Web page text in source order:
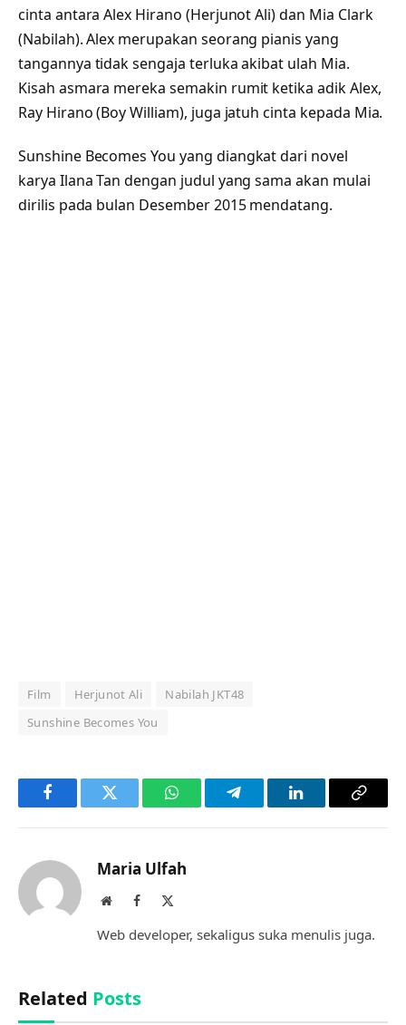
cinta antara Alex Hirano (Herjunot Ali) dan Mia Clark
(Nabilah). Alex merupakan seorang pianis yang
tangannya tidak sengaja terluka akibat ulah Mia.
Kisah asmara mereka semakin rumit ketika adik Alex,
Ray Hirano (Boy William), juga jatuh cinta kepada Mia.
Sunshine Becomes You yang diangkat dari novel
karya Ilana Tan dengan judul yang sama akan mulai
dirilis pada bulan Desember 2015 mendatang.
Film Herjunot Ali
Nabilah JKT48
Sunshine Becomes You
FacebookTwitter WhatsAppTelegramLinkedInCopy
Maria Ulfah
WebsiteFacebook
Web developer, sekaligus suka menulis juga.
Related Posts